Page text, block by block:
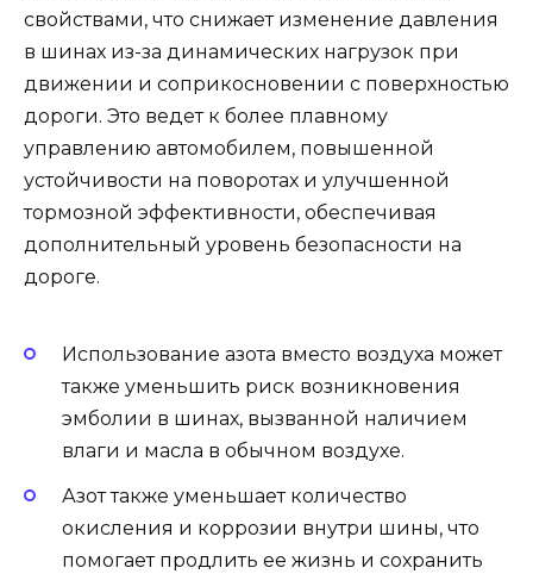
свойствами, что снижает изменение давления
в шинах из-за динамических нагрузок при
движении и соприкосновении с поверхностью
дороги. Это ведет к более плавному
управлению автомобилем, повышенной
устойчивости на поворотах и улучшенной
тормозной эффективности, обеспечивая
дополнительный уровень безопасности на
дороге.
Использование азота вместо воздуха может
также уменьшить риск возникновения
эмболии в шинах, вызванной наличием
влаги и масла в обычном воздухе.
Азот также уменьшает количество
окисления и коррозии внутри шины, что
помогает продлить ее жизнь и сохранить